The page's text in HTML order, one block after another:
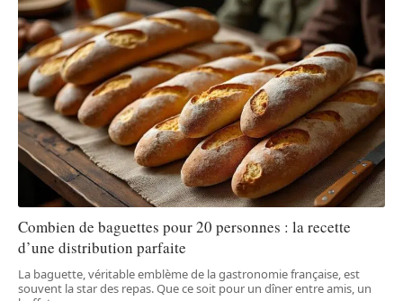
Combien de baguettes pour 20 personnes : la recette
d’une distribution parfaite
La baguette, véritable emblème de la gastronomie française, est
souvent la star des repas. Que ce soit pour un dîner entre amis, un